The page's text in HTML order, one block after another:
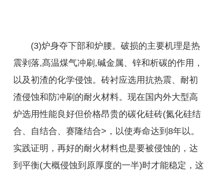
(3)炉身夺下部和炉腰。破损的主要机理是热
震剥落,髙温煤气冲刷,碱金属、锌和析碳的作用，
以及初渣的化学侵蚀。砖衬应选用抗热震、耐初
渣侵蚀和防冲刷的耐火材料。现在国内外大型高
炉选用性能良好但价格昂贵的碳化硅砖(氮化硅结
合、自结合、赛隆结合>，以使寿命达到8年以。
实践证明，再好的耐火材料也是要被侵蚀的，达
到平衡(大概侵蚀到原厚度的一半)时才能稳定，这